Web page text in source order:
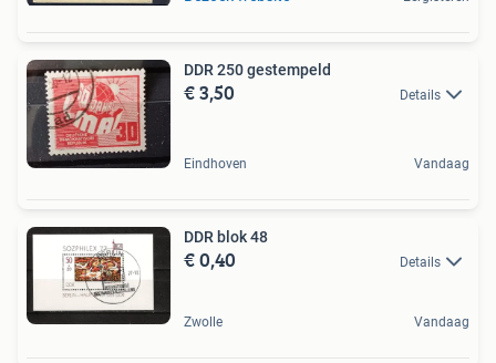
DDR 250 gestempeld
€ 3,50 Details
Eindhoven Vandaag
DDR blok 48
€ 0,40 Details
Zwolle Vandaag